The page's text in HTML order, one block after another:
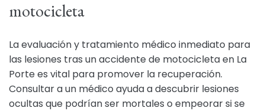
motocicleta
La evaluación y tratamiento médico inmediato para
las lesiones tras un accidente de motocicleta en La
Porte es vital para promover la recuperación.
Consultar a un médico ayuda a descubrir lesiones
ocultas que podrían ser mortales o empeorar si se